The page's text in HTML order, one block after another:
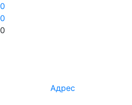
0
0
0
Адрес